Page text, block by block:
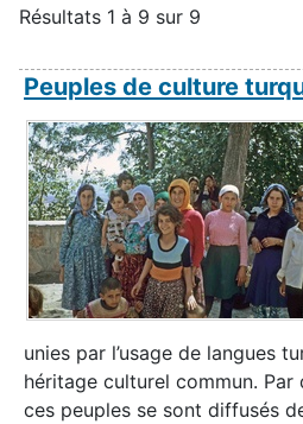
Résultats 1 à 9 sur 9
Peuples de culture
unies par l’usage de langues
héritage culturel commun. Par
ces peuples se sont diffusés